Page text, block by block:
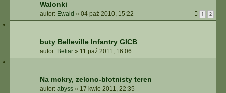
Walonki
autor: Ewald » 04 paź 2010, 15:22 1 2
buty Belleville Infantry GICB
autor: Beliar » 11 paź 2011, 16:06
Na mokry, zelono-błotnisty teren
autor: abyss » 17 kwie 2011, 22:35